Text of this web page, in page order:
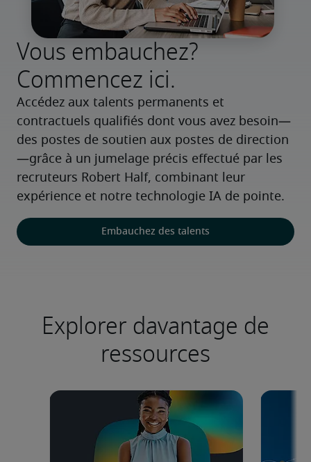
Vous embauchez?
Commencez ici.
Accédez aux talents permanents et
contractuels qualifiés dont vous avez besoin—
des postes de soutien aux postes de direction
—grâce à un jumelage précis effectué par les
recruteurs Robert Half, combinant leur
expérience et notre technologie IA de pointe.
Embauchez des talents
Explorer davantage de
ressources